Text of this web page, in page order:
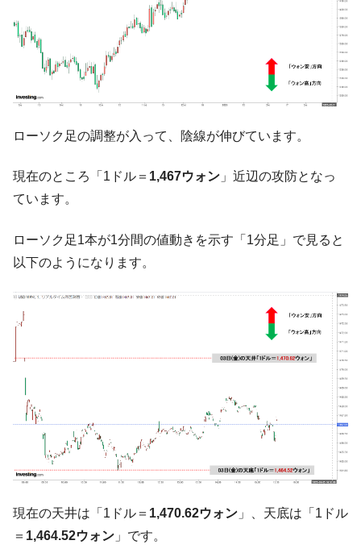
国の過剰生産が世界を蝕む。
『Money1』
韓国製造業「半導体絶好調」のウラで他業
種は全般的「不調」⇒ PSIが示す現況は決して良くない。
『Money1』
【米韓激突案件】韓国消費者院が『クーパ
ン』1人当たり賠償10万ウォンを認定 ⇒ 総額3兆7,000億
「KDDX」1番艦、2032年竣工と公示
『Money1』
『Money1』
韓国政府『BYD』車への補助金を全廃 ⇒ 実
は韓国で『BYD』車は売れている。6カ月で対前年同期比
『Money1』
在韓米国大使スティールが着韓！⇒ さっそ
く空港に詰めかけ「出て行け！」「極右勢力」のプラカー
『Money1』
韓国政府「2035年までに18.4GW規模のAIデ
ータセンター整備」⇒ だから無理だってば。
『Money1』
JPモルガン「韓国レバレッジETFの清算は
ほぼ終わった」
『Money1』
韓国『国民年金公団』株価暴落で200兆蒸
発。
ャンペーン」⇒ あの名物教授も登場！
『Money1』
韓国「橋が落ちました」⇒ 耐久性「なさす
ローソク足の調整が入って、陰線が伸びています。
現在のところ「1ドル＝ 1,467ウォン 」近辺の攻防となっ
ています。
ローソク足1本が1分間の値動きを示す「1分足」で見ると
以下のようになります。
現在の天井は「1ドル＝ 1,470.62ウォン 」、天底は「1ドル
＝ 1,464.52ウォン 」です。